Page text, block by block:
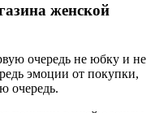
женской
очередь не юбку и не
эмоции от покупки,
очередь.